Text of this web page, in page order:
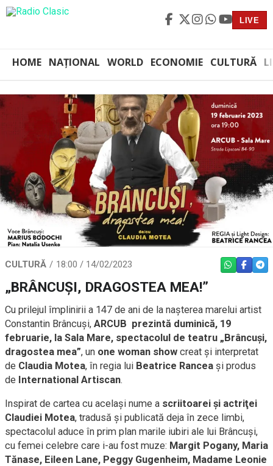
LIVE
HOME NAȚIONAL WORLD ECONOMIE CULTURĂ
CULTURĂ 18:00 / 14/02/2023 WHATSAPP
„BRÂNCUŞI, DRAGOSTEA MEA!”
Cu prilejul împlinirii a 147 de ani de la naşterea marelui artist
Constantin Brâncuşi, ARCUB prezintă duminică, 19
februarie, la Sala Mare, spectacolul de teatru „Brâncuşi,
dragostea mea”, un one woman show creat şi interpretat
de Claudia Motea, în regia lui Beatrice Rancea şi produs
de International Artiscan.
Inspirat de cartea cu acelaşi nume a scriitoarei şi actriţei
Claudiei Motea, tradusă și publicată deja în zece limbi,
spectacolul aduce în prim plan marile iubiri ale lui Brâncuși,
cu femei celebre care i-au fost muze: Margit Pogany, Maria
Tănase, Eileen Lane, Peggy Gugenheim, Madame Leonie